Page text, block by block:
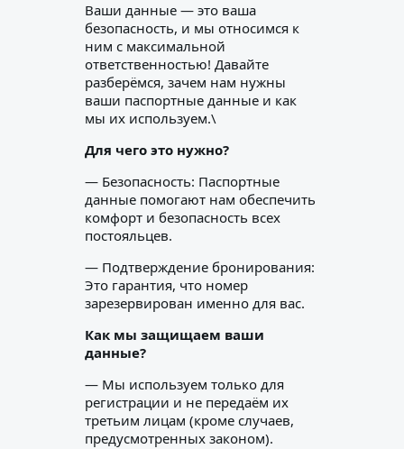
Ваши данные — это ваша
безопасность, и мы относимся к
ним с максимальной
ответственностью! Давайте
разберёмся, зачем нам нужны
ваши паспортные данные и как
мы их используем.\
Для чего это нужно?
— Безопасность: Паспортные
данные помогают нам обеспечить
комфорт и безопасность всех
постояльцев.
— Подтверждение бронирования:
Это гарантия, что номер
зарезервирован именно для вас.
Как мы защищаем ваши
данные?
— Мы используем только для
регистрации и не передаём их
третьим лицам (кроме случаев,
предусмотренных законом).